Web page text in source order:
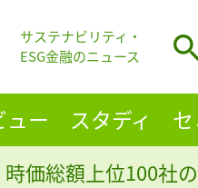
サステナビリティ・
ESG金融のニュース
ュー スタディ
時価総額上位100社